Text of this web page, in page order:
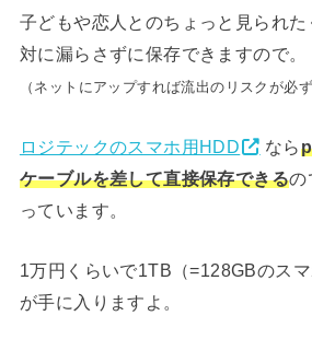
子どもや恋人とのちょっと見られ
対に漏らさずに保存できますので。
（ネットにアップすれば流出のリスクが必
ロジテックのスマホ用HDD なら
ケーブルを差して直接保存できるの
っています。
1万円くらいで1TB（=128GBのス
が手に入りますよ。